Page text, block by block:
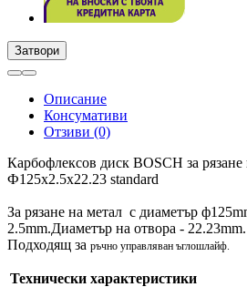
Затвори
Описание
Консумативи
Отзиви (0)
Карбофлексов диск BOSCH за рязане
Ф125х2.5х22.23 standard
За рязане на метал с диаметър
2.5mm.Диаметър на отвора - 22.23mm.
Подходящ за ръчно управляван ъглошлайф.
Технически характеристики